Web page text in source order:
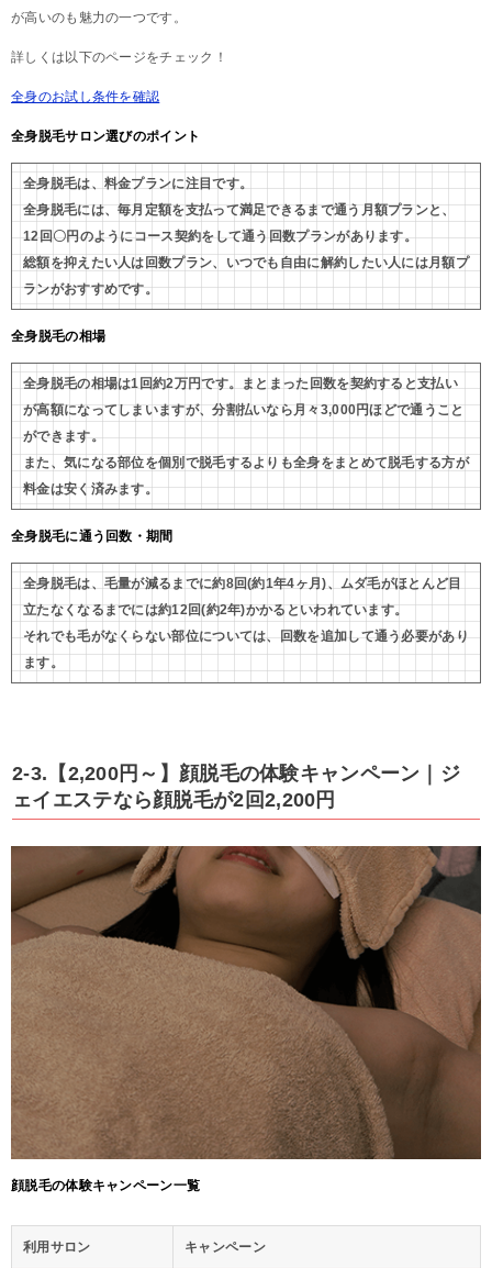
が高いのも魅力の一つです。
詳しくは以下のページをチェック！
全身のお試し条件を確認
全身脱毛サロン選びのポイント
全身脱毛は、料金プランに注目です。
全身脱毛には、毎月定額を支払って満足できるまで通う月額プランと、
12回〇円のようにコース契約をして通う回数プランがあります。
総額を抑えたい人は回数プラン、いつでも自由に解約したい人には月額プ
ランがおすすめです。
全身脱毛の相場
全身脱毛の相場は1回約2万円です。まとまった回数を契約すると支払い
が高額になってしまいますが、分割払いなら月々3,000円ほどで通うこと
ができます。
また、気になる部位を個別で脱毛するよりも全身をまとめて脱毛する方が
料金は安く済みます。
全身脱毛に通う回数・期間
全身脱毛は、毛量が減るまでに約8回(約1年4ヶ月)、ムダ毛がほとんど目
立たなくなるまでには約12回(約2年)かかるといわれています。
それでも毛がなくらない部位については、回数を追加して通う必要があり
ます。
2-3.【2,200円～】顔脱毛の体験キャンペーン｜ジ
ェイエステなら顔脱毛が2回2,200円
顔脱毛の体験キャンペーン一覧
利用サロン キャンペーン